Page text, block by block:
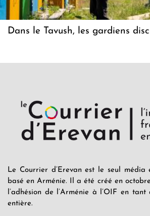
Dans le Tavush, les gardiens
Le Courrier d’Erevan est le seul média
basé en Arménie. Il a été créé en
l’adhésion de l’Arménie à l’OIF en
entière.